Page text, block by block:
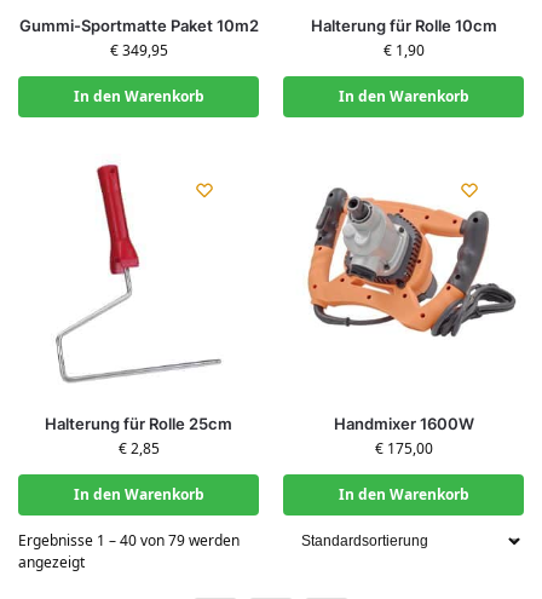
Gummi-Sportmatte Paket 10m2
€349,95
In den Warenkorb
Halterung für Rolle 10cm
€1,90
In den Warenkorb
Halterung für Rolle 25cm
€2,85
In den Warenkorb
Handmixer 1600W
€175,00
In den Warenkorb
Ergebnisse 1 – 40 von 79 werden
angezeigt